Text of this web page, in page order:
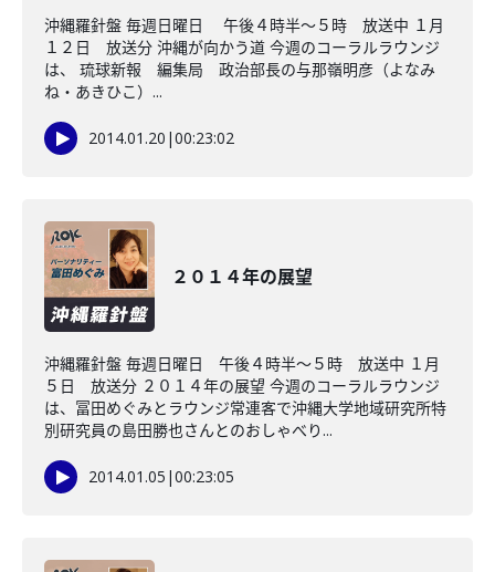
沖縄羅針盤 毎週日曜日 午後４時半～５時 放送中 １月
１２日 放送分 沖縄が向かう道 今週のコーラルラウンジ
は、 琉球新報 編集局 政治部長の与那嶺明彦（よなみ
ね・あきひこ）...
2014.01.20 |00:23:02
２０１４年の展望
沖縄羅針盤 毎週日曜日 午後４時半〜５時 放送中 １月
５日 放送分 ２０１４年の展望 今週のコーラルラウンジ
は、冨田めぐみとラウンジ常連客で沖縄大学地域研究所特
別研究員の島田勝也さんとのおしゃべり...
2014.01.05 |00:23:05